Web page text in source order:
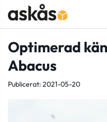
Optimerad
Abacus
Publicerat: 2021-05-20